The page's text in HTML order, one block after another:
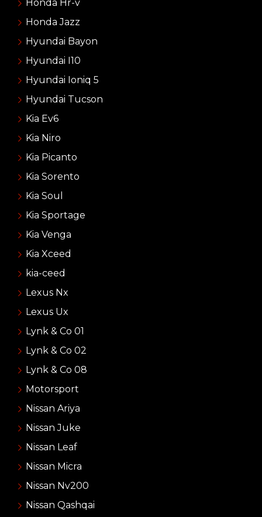
Honda Hr-v
Honda Jazz
Hyundai Bayon
Hyundai I10
Hyundai Ioniq 5
Hyundai Tucson
Kia Ev6
Kia Niro
Kia Picanto
Kia Sorento
Kia Soul
Kia Sportage
Kia Venga
Kia Xceed
kia-ceed
Lexus Nx
Lexus Ux
Lynk & Co 01
Lynk & Co 02
Lynk & Co 08
Motorsport
Nissan Ariya
Nissan Juke
Nissan Leaf
Nissan Micra
Nissan Nv200
Nissan Qashqai